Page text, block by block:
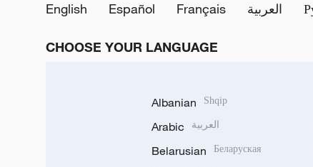
English
Español Français العربية
CHOOSE YOUR LANGUAGE
Albanian Shqip
Arabic العربية
Belarusian Беларуская